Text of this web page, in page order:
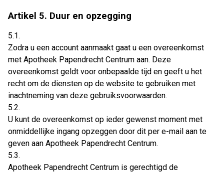
Artikel 5. Duur en opzegging
5.1.
Zodra u een account aanmaakt gaat u een overeenkomst
met Apotheek Papendrecht Centrum aan. Deze
overeenkomst geldt voor onbepaalde tijd en geeft u het
recht om de diensten op de website te gebruiken met
inachtneming van deze gebruiksvoorwaarden.
5.2.
U kunt de overeenkomst op ieder gewenst moment met
onmiddellijke ingang opzeggen door dit per e-mail aan te
geven aan Apotheek Papendrecht Centrum.
5.3.
Apotheek Papendrecht Centrum is gerechtigd de